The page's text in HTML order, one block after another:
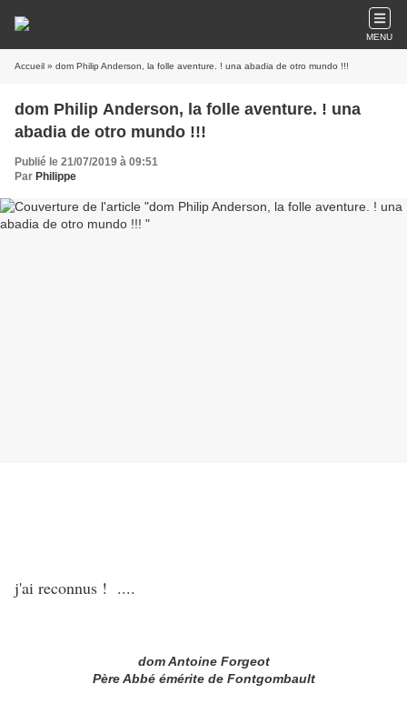
MENU
Accueil » dom Philip Anderson, la folle aventure. ! una abadia de otro mundo !!!
dom Philip Anderson, la folle aventure. ! una
abadia de otro mundo !!!
Publié le 21/07/2019 à 09:51
Par Philippe
j'ai reconnus ! ....
dom Antoine Forgeot
Père Abbé émérite de Fontgombault